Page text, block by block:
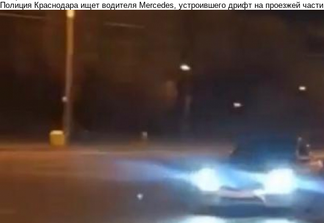
Полиция Краснодара ищет водителя Mercedes, устроившего дрифт на проезжей части